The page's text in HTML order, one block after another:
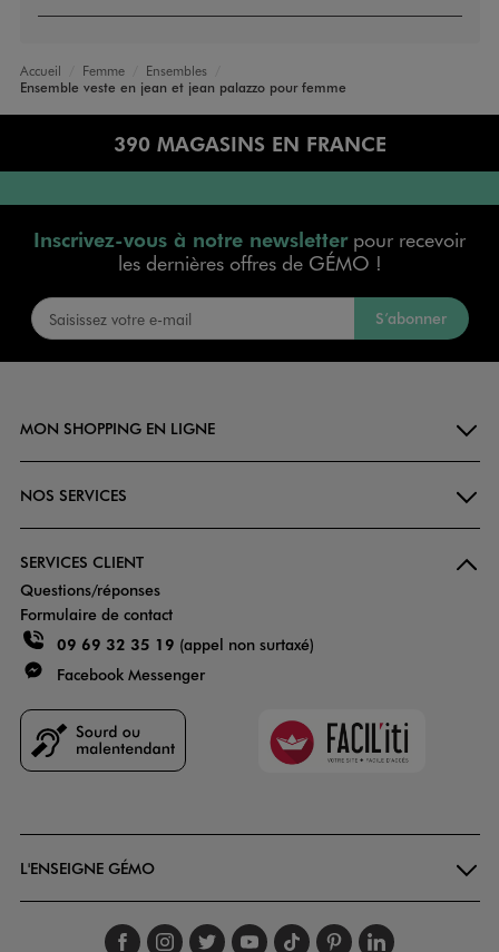
Accueil Femme
Ensembles
Ensemble veste en jean et jean palazzo pour femme
390 MAGASINS EN FRANCE
Inscrivez-vous à notre newsletterpour recevoir
les dernières offres de GÉMO !
S’abonner
MON SHOPPING EN LIGNE
NOS SERVICES
SERVICES CLIENT
Questions/réponses
Formulaire de contact
09 69 32 35 19 (appel non surtaxé)
Facebook Messenger
Faciliti
L'ENSEIGNE GÉMO